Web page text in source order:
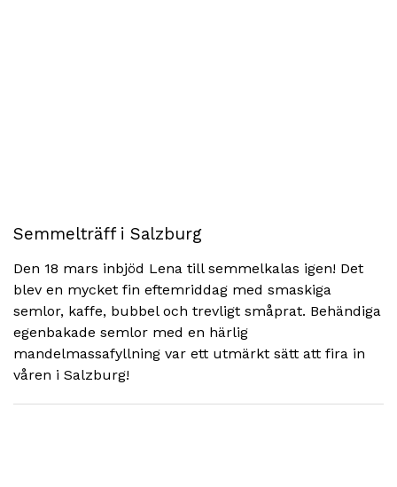
Semmelträff i Salzburg
Den 18 mars inbjöd Lena till semmelkalas igen! Det
blev en mycket fin eftemriddag med smaskiga
semlor, kaffe, bubbel och trevligt småprat. Behändiga
egenbakade semlor med en härlig
mandelmassafyllning var ett utmärkt sätt att fira in
våren i Salzburg!